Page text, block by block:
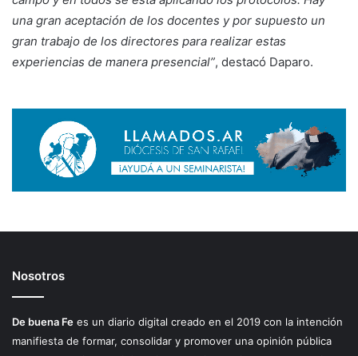
una gran aceptación de los docentes y por supuesto un
gran trabajo de los directores para realizar estas
experiencias de manera presencial”, destacó Daparo.
Nosotros
De buena Fe es un diario digital creado en el 2019 con la intención
manifiesta de formar, consolidar y promover una opinión pública